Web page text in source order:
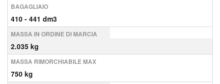
BAGAGLIAIO
410 - 441 dm3
MASSA IN ORDINE DI MARCIA
2.035 kg
MASSA RIMORCHIABILE MAX
750 kg